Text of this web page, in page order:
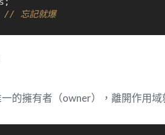
// 忘記就爆
的擁有者（owner），離開作用域